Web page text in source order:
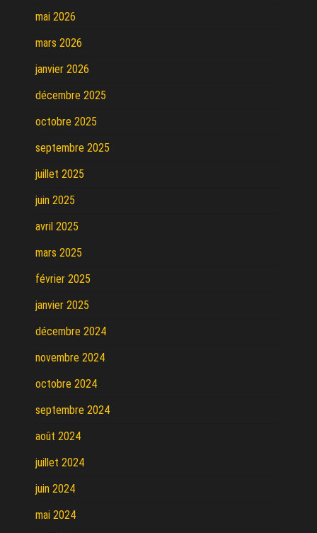
mai 2026
mars 2026
janvier 2026
décembre 2025
octobre 2025
septembre 2025
juillet 2025
juin 2025
avril 2025
mars 2025
février 2025
janvier 2025
décembre 2024
novembre 2024
octobre 2024
septembre 2024
août 2024
juillet 2024
juin 2024
mai 2024